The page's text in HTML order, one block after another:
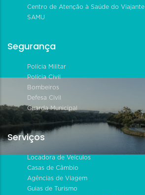
Centro de Atenção à Saúde do Viajante
SAMU
Segurança
Polícia Militar
Polícia Civil
Bombeiros
Defesa Civil
Guarda Municipal
Serviços
Locadora de Veículos
Casas de Câmbio
Agências de Viagem
Guias de Turismo